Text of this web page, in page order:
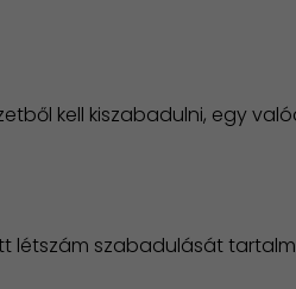
kell kiszabadulni, egy
létszám szabadulását